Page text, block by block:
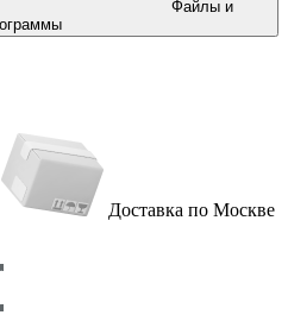
Доставка по Москве